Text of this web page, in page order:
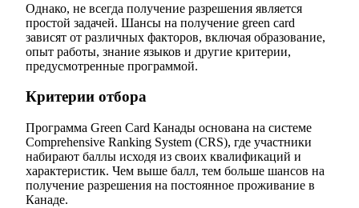
Однако, не всегда получение разрешения является
простой задачей. Шансы на получение green card
зависят от различных факторов, включая образование,
опыт работы, знание языков и другие критерии,
предусмотренные программой.
Критерии отбора
Программа Green Card Канады основана на системе
Comprehensive Ranking System (CRS), где участники
набирают баллы исходя из своих квалификаций и
характеристик. Чем выше балл, тем больше шансов на
получение разрешения на постоянное проживание в
Канаде.